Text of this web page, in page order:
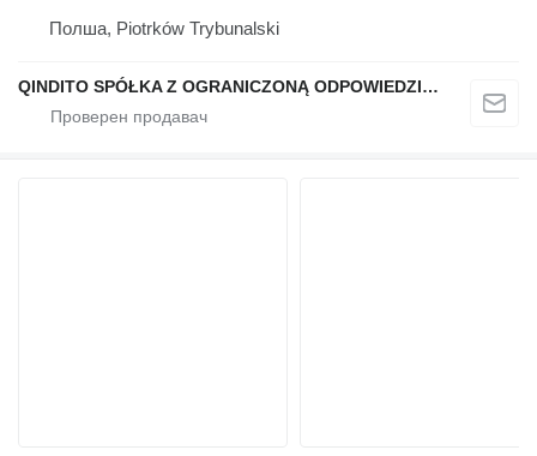
Полша, Piotrków Trybunalski
QINDITO SPÓŁKA Z OGRANICZONĄ ODPOWIEDZIALNOŚCIĄ